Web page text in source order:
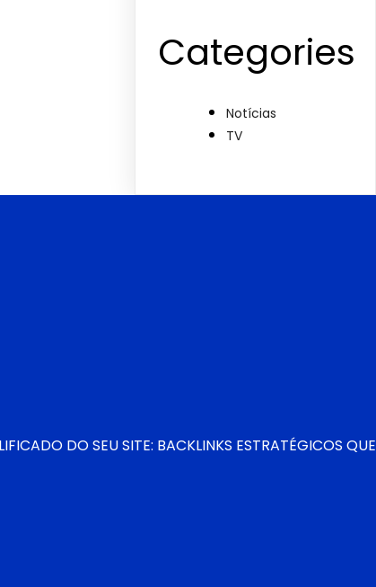
Categories
Notícias
TV
DO SEU SITE: BACKLINKS ESTRATÉGICOS